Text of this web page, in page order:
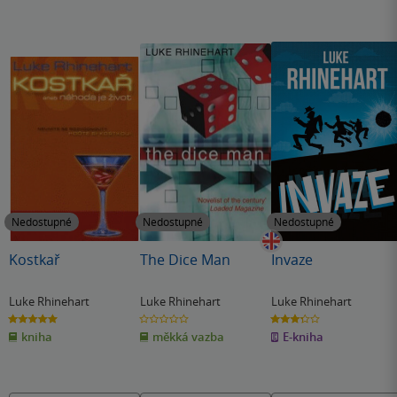
Nedostupné
Kostkař
Luke Rhinehart
5.0
z
5
hvězdiček
kniha
Nedostupné
The Dice Man
Luke Rhinehart
0.0
z
5
hvězdiček
měkká vazba
Nedostupné
Invaze
Luke Rhinehart
3.3
z
5
hvězdiček
E-kniha